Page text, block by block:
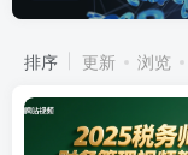
排序 更新 浏览